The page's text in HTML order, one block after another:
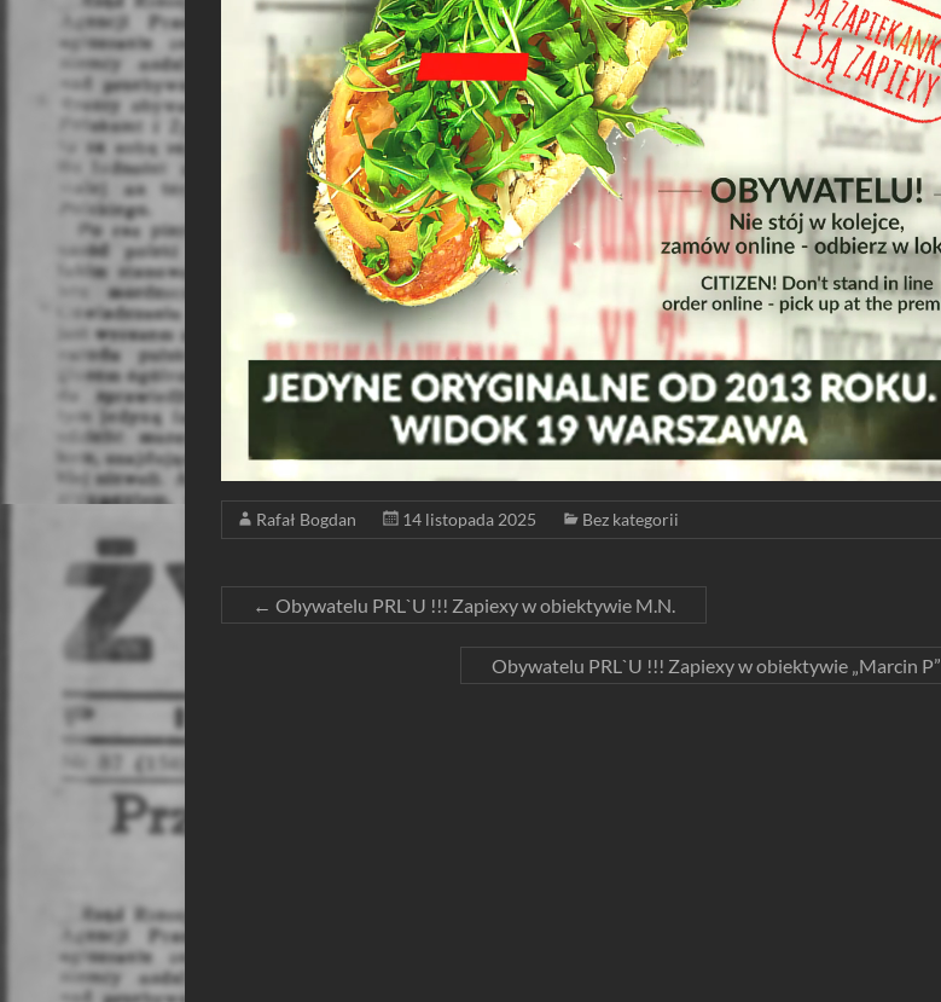
Rafał Bogdan 14 listopada 2025 Bez kategorii
← Obywatelu PRL`U !!! Zapiexy w obiektywie M.N.
Obywatelu PRL`U !!! Zapiexy w obiektywie „Marcin P”